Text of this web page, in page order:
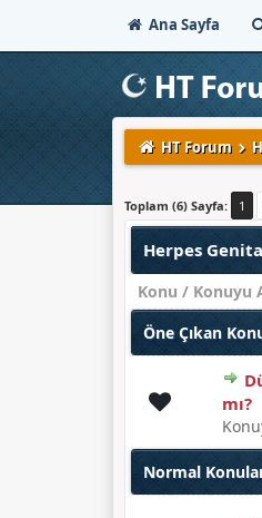
Ana Sayfa
HT Forum
Toplam (6) Sayfa: 1
Herpes
Konu / Konuyu
Öne Çıkan
mı?
Normal